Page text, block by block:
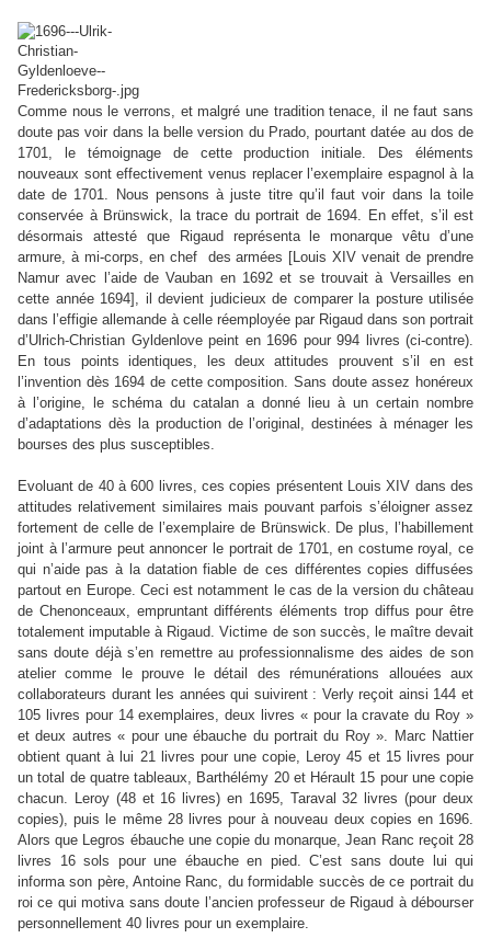
Comme nous le verrons, et malgré une tradition tenace, il ne faut sans
doute pas voir dans la belle version du Prado, pourtant datée au dos de
1701, le témoignage de cette production initiale. Des éléments
nouveaux sont effectivement venus replacer l’exemplaire espagnol à la
date de 1701. Nous pensons à juste titre qu’il faut voir dans la toile
conservée à Brünswick, la trace du portrait de 1694. En effet, s’il est
désormais attesté que Rigaud représenta le monarque vêtu d’une
armure, à mi-corps, en chef des armées [Louis XIV venait de prendre
Namur avec l’aide de Vauban en 1692 et se trouvait à Versailles en
cette année 1694], il devient judicieux de comparer la posture utilisée
dans l’effigie allemande à celle réemployée par Rigaud dans son portrait
d’Ulrich-Christian Gyldenlove peint en 1696 pour 994 livres (ci-contre).
En tous points identiques, les deux attitudes prouvent s’il en est
l’invention dès 1694 de cette composition. Sans doute assez honéreux
à l’origine, le schéma du catalan a donné lieu à un certain nombre
d’adaptations dès la production de l’original, destinées à ménager les
bourses des plus susceptibles.
Evoluant de 40 à 600 livres, ces copies présentent Louis XIV dans des
attitudes relativement similaires mais pouvant parfois s’éloigner assez
fortement de celle de l’exemplaire de Brünswick. De plus, l’habillement
joint à l’armure peut annoncer le portrait de 1701, en costume royal, ce
qui n’aide pas à la datation fiable de ces différentes copies diffusées
partout en Europe. Ceci est notamment le cas de la version du château
de Chenonceaux, empruntant différents éléments trop diffus pour être
totalement imputable à Rigaud. Victime de son succès, le maître devait
sans doute déjà s’en remettre au professionnalisme des aides de son
atelier comme le prouve le détail des rémunérations allouées aux
collaborateurs durant les années qui suivirent : Verly reçoit ainsi 144 et
105 livres pour 14 exemplaires, deux livres « pour la cravate du Roy »
et deux autres « pour une ébauche du portrait du Roy ». Marc Nattier
obtient quant à lui 21 livres pour une copie, Leroy 45 et 15 livres pour
un total de quatre tableaux, Barthélémy 20 et Hérault 15 pour une copie
chacun. Leroy (48 et 16 livres) en 1695, Taraval 32 livres (pour deux
copies), puis le même 28 livres pour à nouveau deux copies en 1696.
Alors que Legros ébauche une copie du monarque, Jean Ranc reçoit 28
livres 16 sols pour une ébauche en pied. C’est sans doute lui qui
informa son père, Antoine Ranc, du formidable succès de ce portrait du
roi ce qui motiva sans doute l’ancien professeur de Rigaud à débourser
personnellement 40 livres pour un exemplaire.